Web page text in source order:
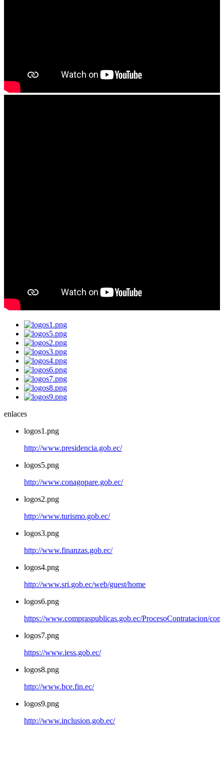
enlaces
logos1.png
http://www.presidencia.gob.ec/
logos5.png
http://www.conagopare.gob.ec/
logos2.png
http://www.turismo.gob.ec/
logos3.png
http://www.finanzas.gob.ec/
logos4.png
http://www.sri.gob.ec/web/guest/home
logos6.png
https://www.compraspublicas.gob.ec/ProcesoContratacion/
logos7.png
https://www.iess.gob.ec/
logos8.png
http://www.bce.fin.ec/
logos9.png
http://www.inclusion.gob.ec/